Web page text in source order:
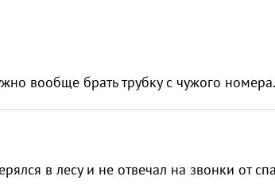
вообще брать трубку с чужого
в лесу и не отвечал на звонки от